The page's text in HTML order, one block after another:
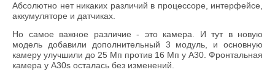
Абсолютно нет никаких различий в процессоре, интерфейсе,
аккумуляторе и датчиках.
Но самое важное различие - это камера. И тут в новую
модель добавили дополнительный 3 модуль, и основную
камеру улучшили до 25 Мп против 16 Мп у A30. Фронтальная
камера у A30s осталась без изменений.